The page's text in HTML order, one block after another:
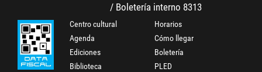
/ Boletería interno 8313
Centro cultural
Agenda
Ediciones
Biblioteca
Horarios
Cómo llegar
Boletería
PLED